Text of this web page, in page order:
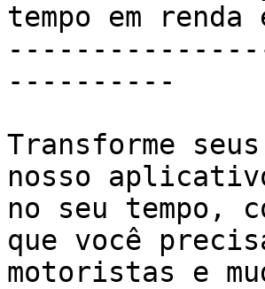
tempo em
----------
Transforme
nosso
no seu tempo,
que você
motoristas e